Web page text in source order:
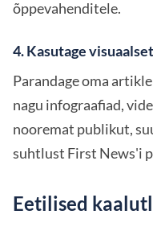
õppevahenditele.
4. Kasutage
Parandage oma
nagu infograafiad,
nooremat publikut,
suhtlust First News'i
Eetilised